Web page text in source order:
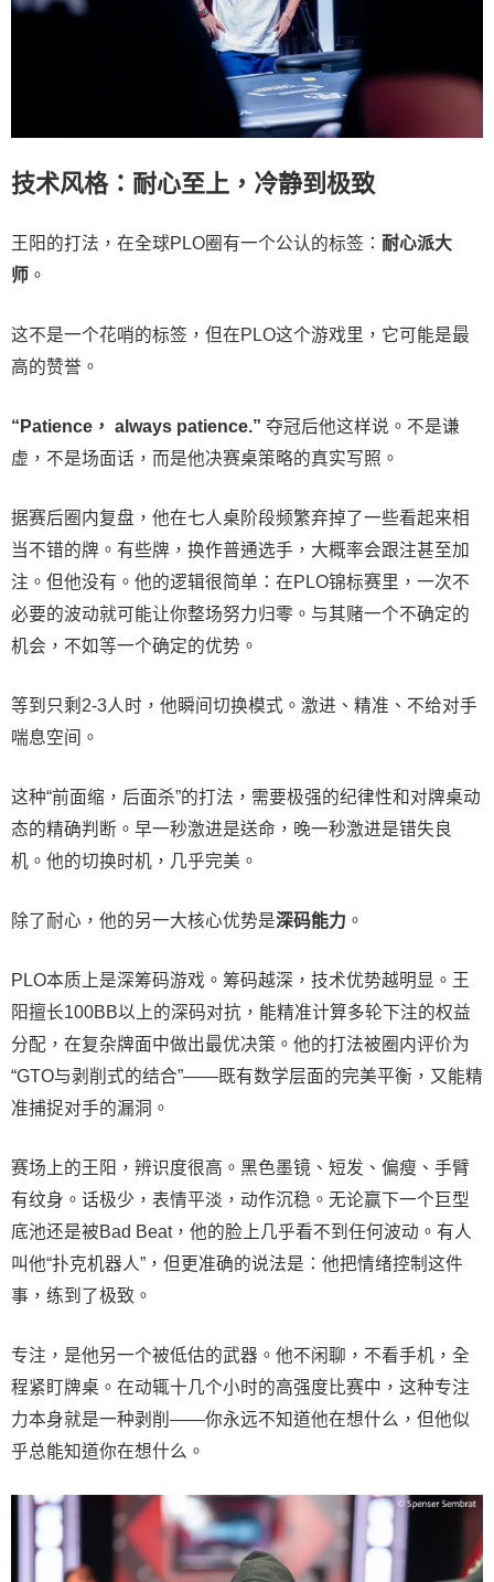
技术风格：耐心至上，冷静到极致
王阳的打法，在全球PLO圈有一个公认的标签： 耐心派大
师 。
这不是一个花哨的标签，但在PLO这个游戏里，它可能是最
高的赞誉。
“Patience， always patience.” 夺冠后他这样说。不是谦
虚，不是场面话，而是他决赛桌策略的真实写照。
据赛后圈内复盘，他在七人桌阶段频繁弃掉了一些看起来相
当不错的牌。有些牌，换作普通选手，大概率会跟注甚至加
注。但他没有。他的逻辑很简单：在PLO锦标赛里，一次不
必要的波动就可能让你整场努力归零。与其赌一个不确定的
机会，不如等一个确定的优势。
等到只剩2-3人时，他瞬间切换模式。激进、精准、不给对手
喘息空间。
这种“前面缩，后面杀”的打法，需要极强的纪律性和对牌桌动
态的精确判断。早一秒激进是送命，晚一秒激进是错失良
机。他的切换时机，几乎完美。
除了耐心，他的另一大核心优势是深码能力 。
PLO本质上是深筹码游戏。筹码越深，技术优势越明显。王
阳擅长100BB以上的深码对抗，能精准计算多轮下注的权益
分配，在复杂牌面中做出最优决策。他的打法被圈内评价为
“GTO与剥削式的结合”——既有数学层面的完美平衡，又能精
准捕捉对手的漏洞。
赛场上的王阳，辨识度很高。黑色墨镜、短发、偏瘦、手臂
有纹身。话极少，表情平淡，动作沉稳。无论赢下一个巨型
底池还是被Bad Beat，他的脸上几乎看不到任何波动。有人
叫他“扑克机器人”，但更准确的说法是：他把情绪控制这件
事，练到了极致。
专注，是他另一个被低估的武器。他不闲聊，不看手机，全
程紧盯牌桌。在动辄十几个小时的高强度比赛中，这种专注
力本身就是一种剥削——你永远不知道他在想什么，但他似
乎总能知道你在想什么。